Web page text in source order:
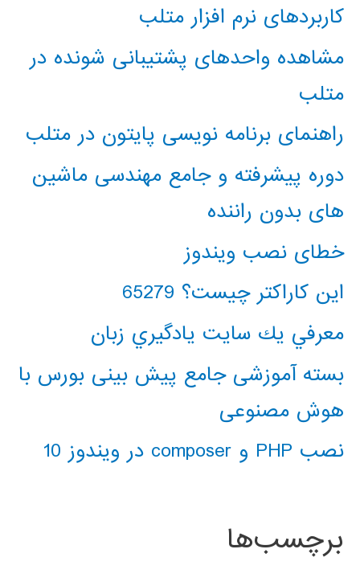
کاربردهای نرم افزار متلب
مشاهده واحدهای پشتیبانی شونده در
متلب
راهنمای برنامه نویسی پایتون در متلب
دوره پیشرفته و جامع مهندسی ماشین
های بدون راننده
خطای نصب ویندوز
این کاراکتر چیست؟ 65279
معرفي يك سايت يادگيري زبان
بسته آموزشی جامع پیش بینی بورس با
هوش مصنوعی
نصب PHP و composer در ویندوز 10
برچسب‌ها